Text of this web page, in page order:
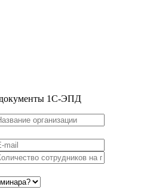
документы 1С-ЭПД